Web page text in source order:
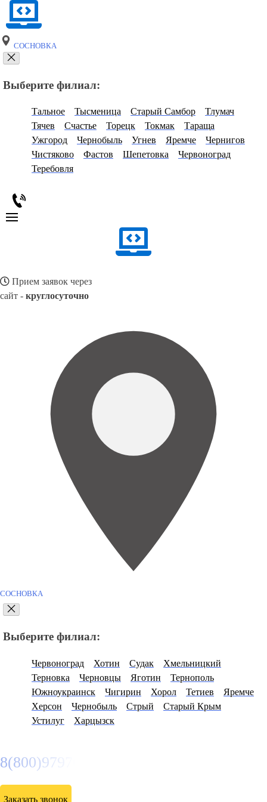
СОСНОВКА
Выберите филиал:
Тальное Тысменица Старый Самбор
Тлумач
Тячев
Счастье Торецк Токмак
Тараща
Ужгород
Чернобыль Угнев Яремче
Чернигов
Чистяково
Фастов Шепетовка
Червоноград
Теребовля
Прием заявок через
сайт - круглосуточно
СОСНОВКА
Выберите филиал:
Червоноград Хотин Судак
Хмельницкий
Терновка
Черновцы Яготин
Тернополь
Южноукраинск
Чигирин Хорол Тетиев
Яремче
Херсон
Чернобыль Стрый
Старый Крым
Устилуг
Харцызск
8(800)9797043
Заказать звонок